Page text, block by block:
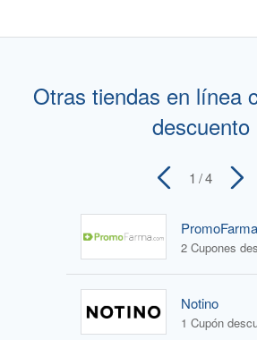
Otras tiendas en línea
descuento
1 / 4
PromoFarma
Notino